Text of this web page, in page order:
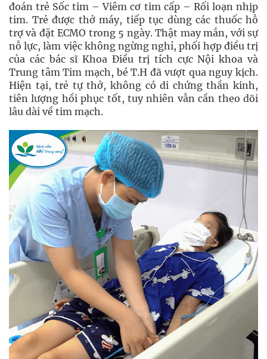
đoán trẻ Sốc tim – Viêm cơ tim cấp – Rối loạn nhịp
tim. Trẻ được thở máy, tiếp tục dùng các thuốc hỗ
trợ và đặt ECMO trong 5 ngày. Thật may mắn, với sự
nỗ lực, làm việc không ngừng nghỉ, phối hợp điều trị
của các bác sĩ Khoa Điều trị tích cực Nội khoa và
Trung tâm Tim mạch, bé T.H đã vượt qua nguy kịch.
Hiện tại, trẻ tự thở, không có di chứng thần kinh,
tiên lượng hồi phục tốt, tuy nhiên vẫn cần theo dõi
lâu dài về tim mạch.